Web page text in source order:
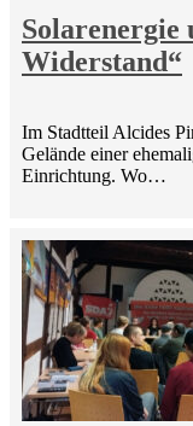
Solarenergie
Widerstand“
Im Stadtteil Alcides
Gelände einer
Einrichtung. Wo…